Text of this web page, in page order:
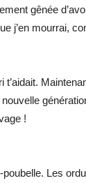
gênée
j’en mourrai,
!
Les